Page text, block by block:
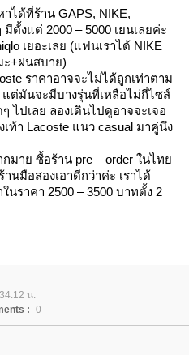
ได้ที่ร้าน GAPS, NIKE,
ตั้งแต่ 2000 – 5000 เยนเลยค่ะ
เยอะเลย (แฟนเราได้ NIKE
ะ+ฝนสบาย)
ราคาอาจจะไม่ได้ถูกเท่าตาม
แต่มันจะมีบางรุ่นที่เหลือไม่กี่ไซส์
ไปเลย ลองเดินไปดูอาจจะเจอ
ท้า Lacoste แนว casual มาคู่นึง
มาย ซื้อร้าน pre – order ในไท
นมือสองเอาดีกว่าค่ะ เราได้
ราคา 2500 – 3500 บาทตั้ง 2
น.
: 0